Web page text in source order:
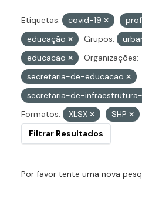
Etiquetas: covid-19
educação
Grupos:
educacao
Organizações:
secretaria-de-educacao
secretaria-de-
Formatos:
XLSX
SHP
Filtrar Resultados
Por favor tente uma nova